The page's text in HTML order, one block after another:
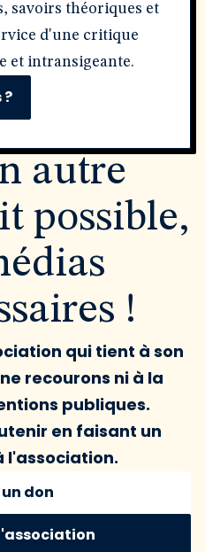
savoirs théoriques et
d'une critique
et intransigeante.
autre
possible,
!
qui tient à son
recourons ni à la
publiques.
en faisant un
l'association.
don